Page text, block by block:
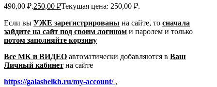
490,00 ₽.250,00 ₽Текущая цена: 250,00 ₽.
Если вы УЖЕ зарегистрированы на сайте, то сначала
зайдите на сайт под своим логином и паролем и только
потом заполняйте корзину
Все МК и ВИДЕО автоматически добавляются в Ваш
Личный кабинет на сайте
https://galasheikh.ru/my-account/ ,